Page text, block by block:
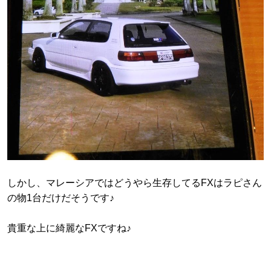
しかし、マレーシアではどうやら生存してるFXはラピさん
の物1台だけだそうです♪
貴重な上に綺麗なFXですね♪